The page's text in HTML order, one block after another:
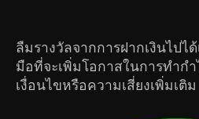
ลืมรางวัลจากการฝากเงินไปไ
มือที่จะเพิ่มโอกาสในการทำก
เงื่อนไขหรือความเสี่ยงเพิ่มเติม